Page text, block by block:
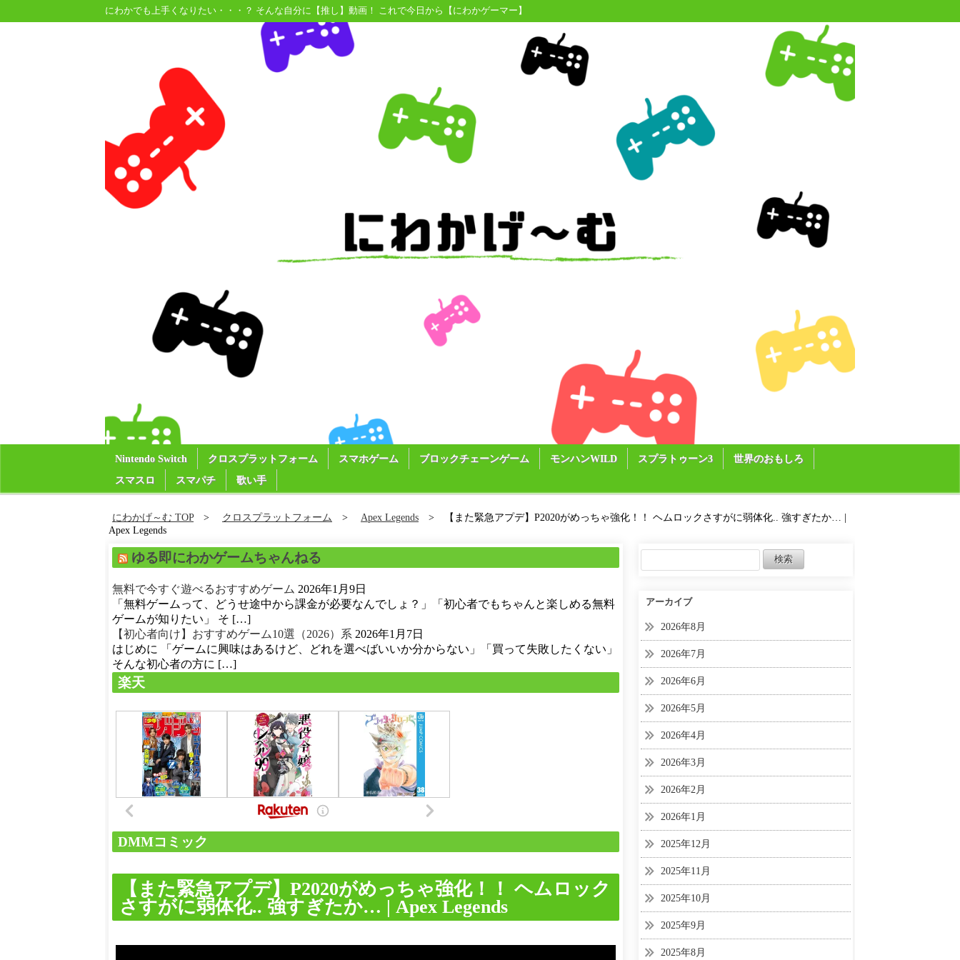
にわかでも上手くなりたい・・・？ そんな自分に【推し】動画！ これで今日から【にわかゲーマー】
Nintendo Switch クロスプラットフォーム スマホゲーム ブロックチェーンゲーム モンハンWILD スプラトゥーン3
世界のおもしろ
スマスロ
スマパチ 歌い手
にわかげ～む TOP クロスプラットフォーム Apex Legends
【また緊急アプデ】P2020がめっちゃ強化！！ ヘムロックさすがに弱体化.. 強すぎたか… |
Apex Legends
ゆる即にわかゲームちゃんねる
無料で今すぐ遊べるおすすめゲーム 2026年1月9日
「無料ゲームって、どうせ途中から課金が必要なんでしょ？」「初心者でもちゃんと楽しめる無料
ゲームが知りたい」 そ […]
【初心者向け】おすすめゲーム10選（2026）系 2026年1月7日
はじめに 「ゲームに興味はあるけど、どれを選べばいいか分からない」「買って失敗したくない」
そんな初心者の方に […]
楽天
DMMコミック
【また緊急アプデ】P2020がめっちゃ強化！！ ヘムロック
さすがに弱体化.. 強すぎたか… | Apex Legends
アーカイブ
2026年8月
2026年7月
2026年6月
2026年5月
2026年4月
2026年3月
2026年2月
2026年1月
2025年12月
2025年11月
2025年10月
2025年9月
2025年8月